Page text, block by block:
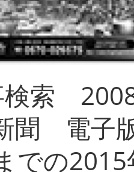
検索
聞 電子
での